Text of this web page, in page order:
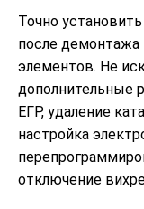
Точно
после демонтажа
элементов. Не
дополнительные
ЕГР, удаление
настройка
отключение